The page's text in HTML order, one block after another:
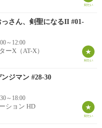
っさん、剣聖になるII #01-
～12:00
ーX（AT-X）
ジマン #28-30
～18:00
ション HD